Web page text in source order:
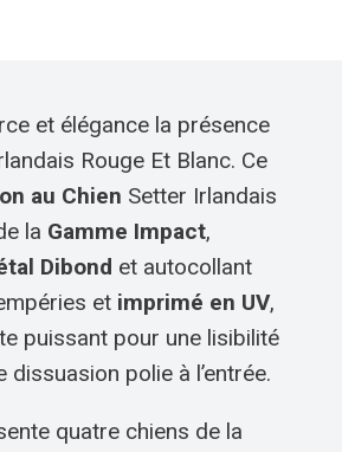
et élégance la présence
Rouge Et Blanc. Ce
au Chien Setter Irlandais
la Gamme Impact,
Dibond et autocollant
et imprimé en UV,
puissant pour une lisibilité
dissuasion polie à l’entrée.
quatre chiens de la